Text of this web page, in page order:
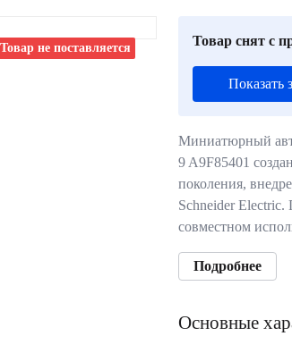
Товар не поставляется Товар снят с
Показать
Миниатюрный
9 A9F85401
поколения,
Schneider Electric.
совместном
Подробнее
Основные